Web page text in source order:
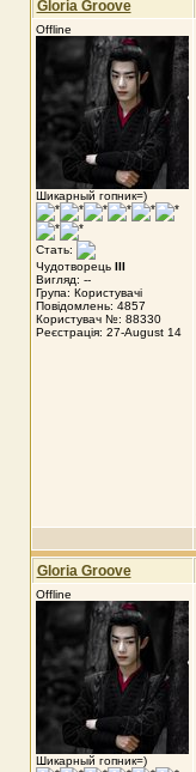
Gloria Groove
Offline
Шикарный гопник=)
Стать:
Чудотворець III
Вигляд: --
Група: Користувачі
Повідомлень: 4857
Користувач №: 88330
Реєстрація: 27-August 14
Gloria Groove
Offline
Шикарный гопник=)